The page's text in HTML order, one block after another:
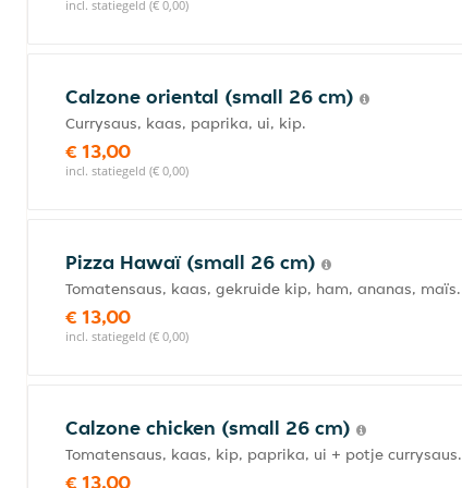
incl. statiegeld (€ 0,00)
Calzone oriental (small 26 cm)
Currysaus, kaas, paprika, ui, kip.
€ 13,00
incl. statiegeld (€ 0,00)
Pizza Hawaï (small 26 cm)
Tomatensaus, kaas, gekruide kip, ham, ananas, maïs.
€ 13,00
incl. statiegeld (€ 0,00)
Calzone chicken (small 26 cm)
Tomatensaus, kaas, kip, paprika, ui + potje currysaus.
€ 13,00